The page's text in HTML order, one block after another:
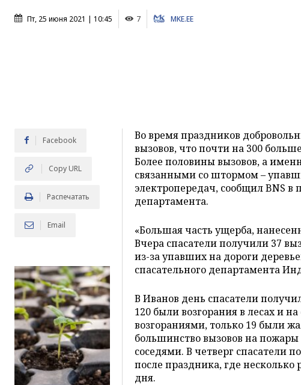
Пт, 25 июня 2021 | 10:45 7 MKE.EE
Facebook
Copy URL
Распечатать
Email
Во время праздников
вызовов, что почти на 300
Более половины вызовов, а
связанными со штормом –
электропередач, сообщил BNS в
департамента.
«Большая часть ущерба,
Вчера спасатели получили 37
из-за упавших на дороги
спасательного департамента
В Иванов день спасатели
120 были возгорания в лесах и
возгораниями, только 19 были
большинство вызовов на
соседями. В четверг спасатели
после праздника, где
дня.